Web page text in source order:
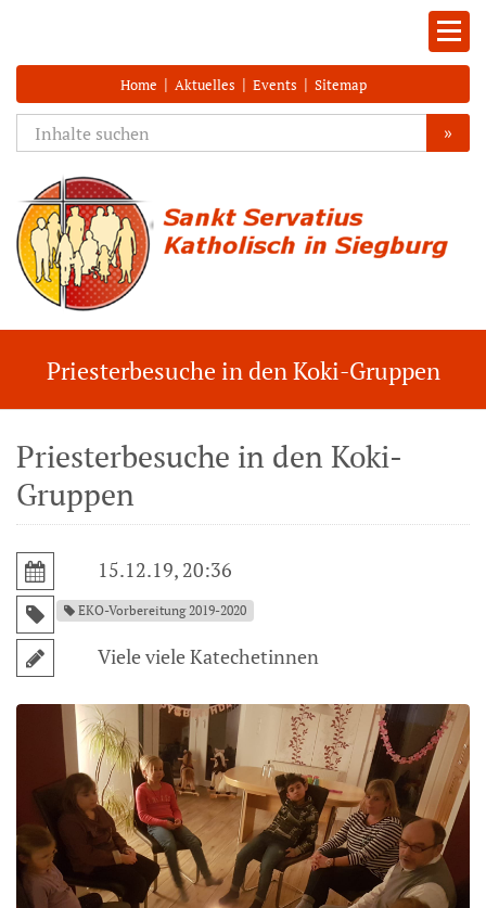
Home | Aktuelles | Events | Sitemap
»
Priesterbesuche in den Koki-Gruppen
Priesterbesuche in den Koki-
Gruppen
15.12.19, 20:36
EKO-Vorbereitung 2019-2020
Viele viele Katechetinnen